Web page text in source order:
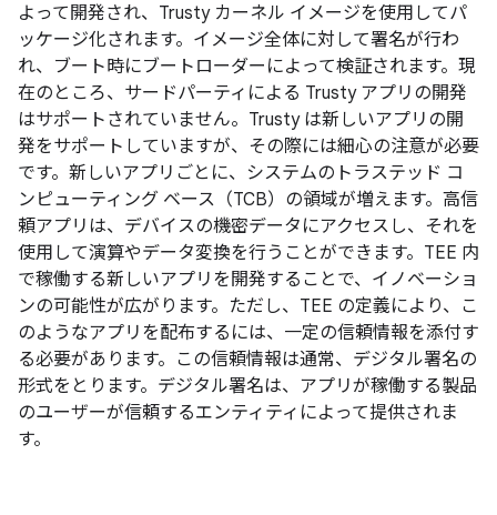
よって開発され、Trusty カーネル イメージを使用してパ
ッケージ化されます。イメージ全体に対して署名が行わ
れ、ブート時にブートローダーによって検証されます。現
在のところ、サードパーティによる Trusty アプリの開発
はサポートされていません。Trusty は新しいアプリの開
発をサポートしていますが、その際には細心の注意が必要
です。新しいアプリごとに、システムのトラステッド コ
ンピューティング ベース（TCB）の領域が増えます。高信
頼アプリは、デバイスの機密データにアクセスし、それを
使用して演算やデータ変換を行うことができます。TEE 内
で稼働する新しいアプリを開発することで、イノベーショ
ンの可能性が広がります。ただし、TEE の定義により、こ
のようなアプリを配布するには、一定の信頼情報を添付す
る必要があります。この信頼情報は通常、デジタル署名の
形式をとります。デジタル署名は、アプリが稼働する製品
のユーザーが信頼するエンティティによって提供されま
す。